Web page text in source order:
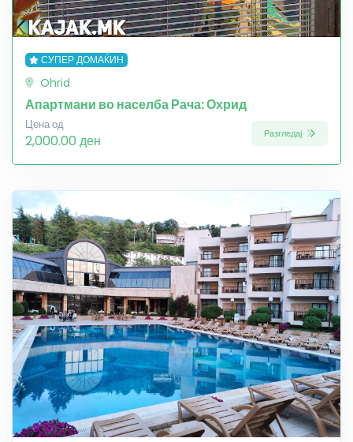
СУПЕР ДОМАЌИН
Ohrid
Апартмани во населба Рача: Охрид
Цена од
2,000.00 ден Разгледај